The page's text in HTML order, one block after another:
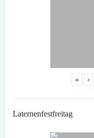
« ‹
Laternenfestfreitag